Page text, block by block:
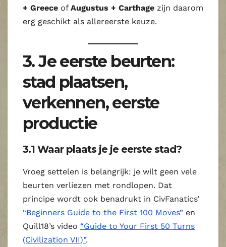
+ Greece of Augustus + Carthage zijn daarom
erg geschikt als allereerste keuze.
3. Je eerste beurten:
stad plaatsen,
verkennen, eerste
productie
3.1 Waar plaats je je eerste stad?
Vroeg settelen is belangrijk: je wilt geen vele
beurten verliezen met rondlopen. Dat
principe wordt ook benadrukt in CivFanatics’
“Beginners Guide to the First 100 Moves” en
Quill18’s video “Guide to Your First 50 Turns
(Civilization VII)”.